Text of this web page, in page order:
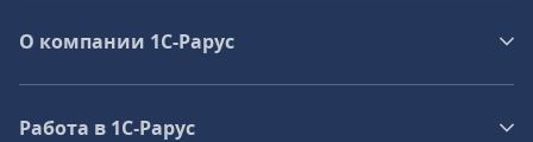
О компании 1C-Рарус
Работа в 1С‑Рарус